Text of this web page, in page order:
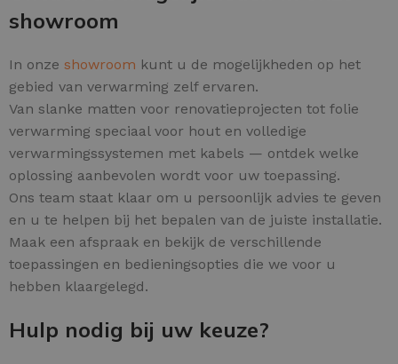
showroom
In onze showroom kunt u de mogelijkheden op het
gebied van verwarming zelf ervaren.
Van slanke matten voor renovatieprojecten tot folie
verwarming speciaal voor hout en volledige
verwarmingssystemen met kabels — ontdek welke
oplossing aanbevolen wordt voor uw toepassing.
Ons team staat klaar om u persoonlijk advies te geven
en u te helpen bij het bepalen van de juiste installatie.
Maak een afspraak en bekijk de verschillende
toepassingen en bedieningsopties die we voor u
hebben klaargelegd.
Hulp nodig bij uw keuze?